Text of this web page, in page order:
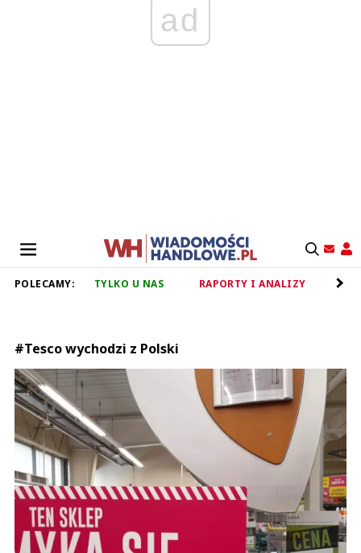
ad
POLECAMY: TYLKO U NAS RAPORTY I ANALIZY
#Tesco wychodzi z Polski